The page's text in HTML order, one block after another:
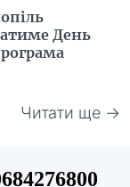
День
Читати ще →